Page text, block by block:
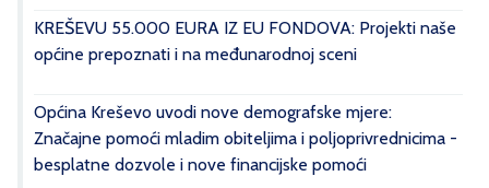
KREŠEVU 55.000 EURA IZ EU FONDOVA: Projekti naše
općine prepoznati i na međunarodnoj sceni
Općina Kreševo uvodi nove demografske mjere:
Značajne pomoći mladim obiteljima i poljoprivrednicima -
besplatne dozvole i nove financijske pomoći